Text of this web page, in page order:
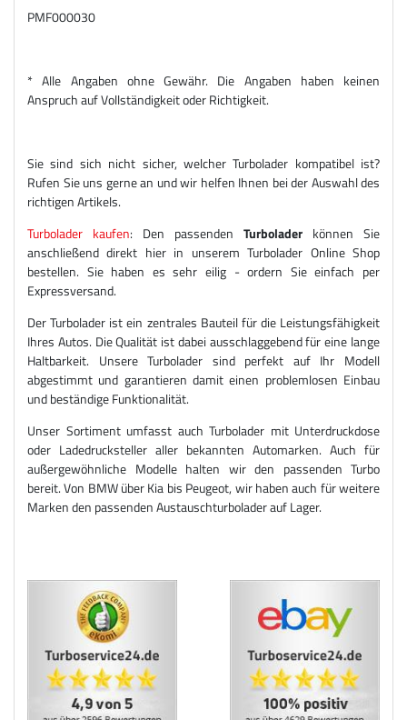
PMF000030
* Alle Angaben ohne Gewähr. Die Angaben haben keinen
Anspruch auf Vollständigkeit oder Richtigkeit.
Sie sind sich nicht sicher, welcher Turbolader kompatibel ist?
Rufen Sie uns gerne an und wir helfen Ihnen bei der Auswahl des
richtigen Artikels.
Turbolader kaufen: Den passenden Turbolader können Sie
anschließend direkt hier in unserem Turbolader Online Shop
bestellen. Sie haben es sehr eilig - ordern Sie einfach per
Expressversand.
Der Turbolader ist ein zentrales Bauteil für die Leistungsfähigkeit
Ihres Autos. Die Qualität ist dabei ausschlaggebend für eine lange
Haltbarkeit. Unsere Turbolader sind perfekt auf Ihr Modell
abgestimmt und garantieren damit einen problemlosen Einbau
und beständige Funktionalität.
Unser Sortiment umfasst auch Turbolader mit Unterdruckdose
oder Ladedrucksteller aller bekannten Automarken. Auch für
außergewöhnliche Modelle halten wir den passenden Turbo
bereit. Von BMW über Kia bis Peugeot, wir haben auch für weitere
Marken den passenden Austauschturbolader auf Lager.